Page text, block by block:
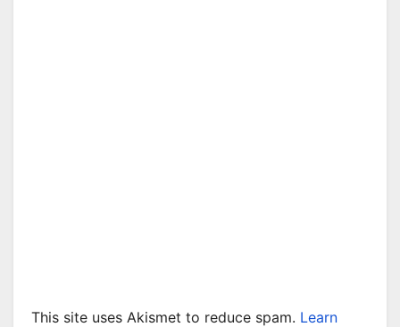
This site uses Akismet to reduce spam. Learn